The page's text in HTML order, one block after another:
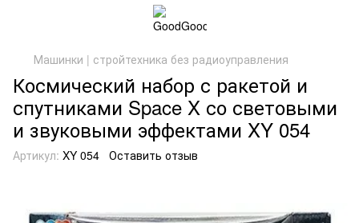
Машинки | стройтехника без радиоуправления
Космический набор с ракетой и
спутниками Space X со световыми
и звуковыми эффектами XY 054
Артикул: XY 054 Оставить отзыв